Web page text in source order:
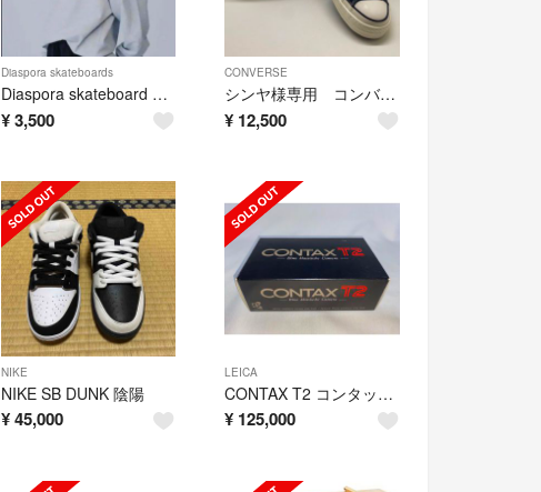
Diaspora skateboards
Diaspora skateboard ハット
¥ 3,500
CONVERSE
シンヤ様専用 コンバース チャックテーラー
¥ 12,500
NIKE
NIKE SB DUNK 陰陽
¥ 45,000
LEICA
CONTAX T2 コンタックス フィルムカメラ
¥ 125,000